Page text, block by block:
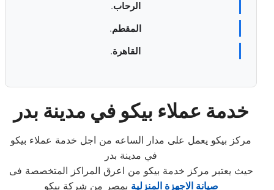
الرحاب.
المقطم.
القاهرة.
خدمة عملاء بيكو في مدينة بدر
مركز بيكو يعمل على مدار الساعه من اجل خدمة عملاء بيكو
في مدينة بدر
حيث يعتبر مركز خدمة بيكو من اعرق المراكز المتخصصة فى
صيانة الاجهزة المنزلية بمصر من شركة بيكو